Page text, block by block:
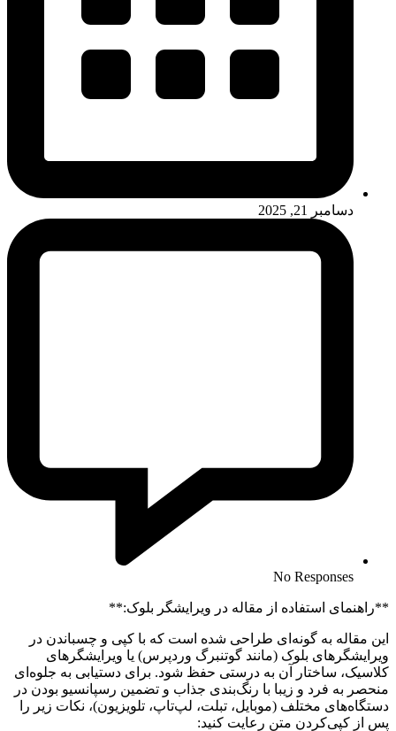
دسامبر 21, 2025
No Responses
**راهنمای استفاده از مقاله در ویرایشگر بلوک:**
این مقاله به گونه‌ای طراحی شده است که با کپی و چسباندن در
ویرایشگرهای بلوک (مانند گوتنبرگ وردپرس) یا ویرایشگرهای
کلاسیک، ساختار آن به درستی حفظ شود. برای دستیابی به جلوه‌ای
منحصر به فرد و زیبا با رنگ‌بندی جذاب و تضمین رسپانسیو بودن در
دستگاه‌های مختلف (موبایل، تبلت، لپ‌تاپ، تلویزیون)، نکات زیر را
پس از کپی‌کردن متن رعایت کنید: